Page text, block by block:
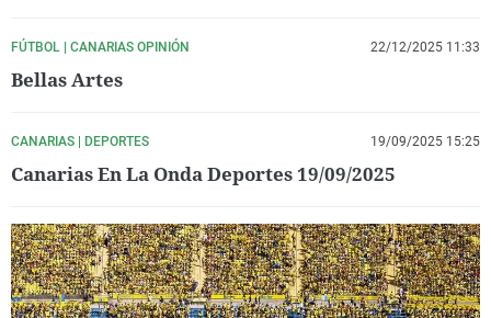
FÚTBOL | CANARIAS OPINIÓN 22/12/2025 11:33
Bellas Artes
CANARIAS | DEPORTES 19/09/2025 15:25
Canarias En La Onda Deportes 19/09/2025